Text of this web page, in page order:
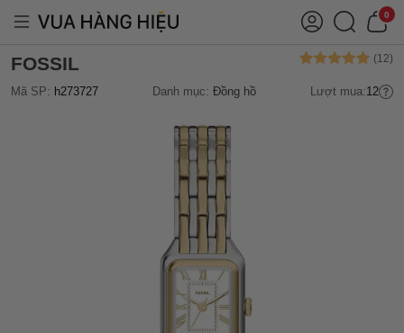
0
FOSSIL
Mã SP: h273727 Danh mục: Đồng hồ Lượt mua:12